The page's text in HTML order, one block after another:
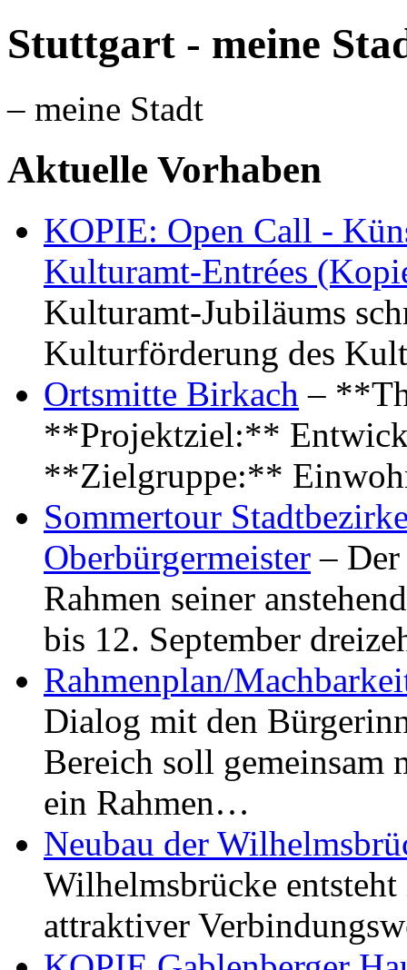
Stuttgart - meine
– meine Stadt
Aktuelle Vorhaben
KOPIE: Open Call -
Kulturamt-Entrées
Kulturamt-Jubiläums
Kulturförderung des
Ortsmitte Birkach –
**Projektziel:**
**Zielgruppe:**
Sommertour
Oberbürgermeister –
Rahmen seiner
bis 12. September
Rahmenplan/
Dialog mit den
Bereich soll gemeinsam
ein Rahmen…
Neubau der
Wilhelmsbrücke
attraktiver